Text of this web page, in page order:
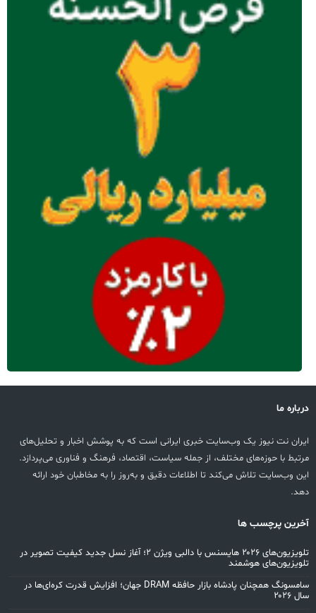
درباره ما
ایران نت نیوز یک وب‌سایت خبری ایرانی است که به پوشش اخبار و تحلیل‌های
مرتبط با حوزه‌های مختلف، از جمله سیاست، اقتصاد، فرهنگ و فناوری می‌پردازد.
این وب‌سایت تلاش می‌کند تا اطلاعات دقیق و به‌روز را به مخاطبان خود ارائه
دهد.
آخرین پرچسب ها
تلویزیون‌های ۲۰۲۶ هایسنس با دالبی ویژن ۲؛ آغاز نسل جدید کیفیت تصویر در
تلویزیون‌های هوشمند
سامسونگ همچنان پادشاه بازار حافظه DRAM جهان؛ افزایش قدرت کره‌ای‌ها در
سال ۲۰۲۶